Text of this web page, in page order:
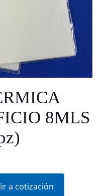
8MLS
a cotización